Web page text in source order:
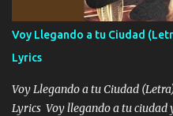
quiero contigo que seas
contéstame la llamada pa
borracho me animo a decirte
me encantes Decirte que me
tenerte aquí espero que quiera...
Voy Llegando a tu Ciudad
Lyrics
Voy Llegando a tu Ciudad
Lyrics Voy llegando a tu ciudad